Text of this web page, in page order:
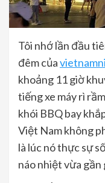
Tôi nhớ lần đầu
đêm của
khoảng 11 giờ
tiếng xe máy rì
khói BBQ bay
Việt Nam không
là lúc nó thực sự
náo nhiệt vừa